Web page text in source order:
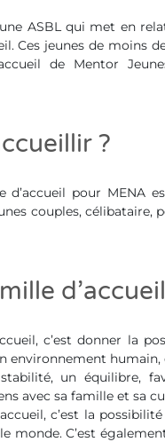
ASBL qui met en
Ces jeunes de moins
de Mentor
?
d’accueil pour MENA
couples, célibataire,
c’est donner la
environnement
un équilibre,
avec sa famille et sa
c’est la
monde. C’est